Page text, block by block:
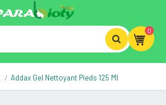
0
Addax Gel Nettoyant Pieds 125 Ml